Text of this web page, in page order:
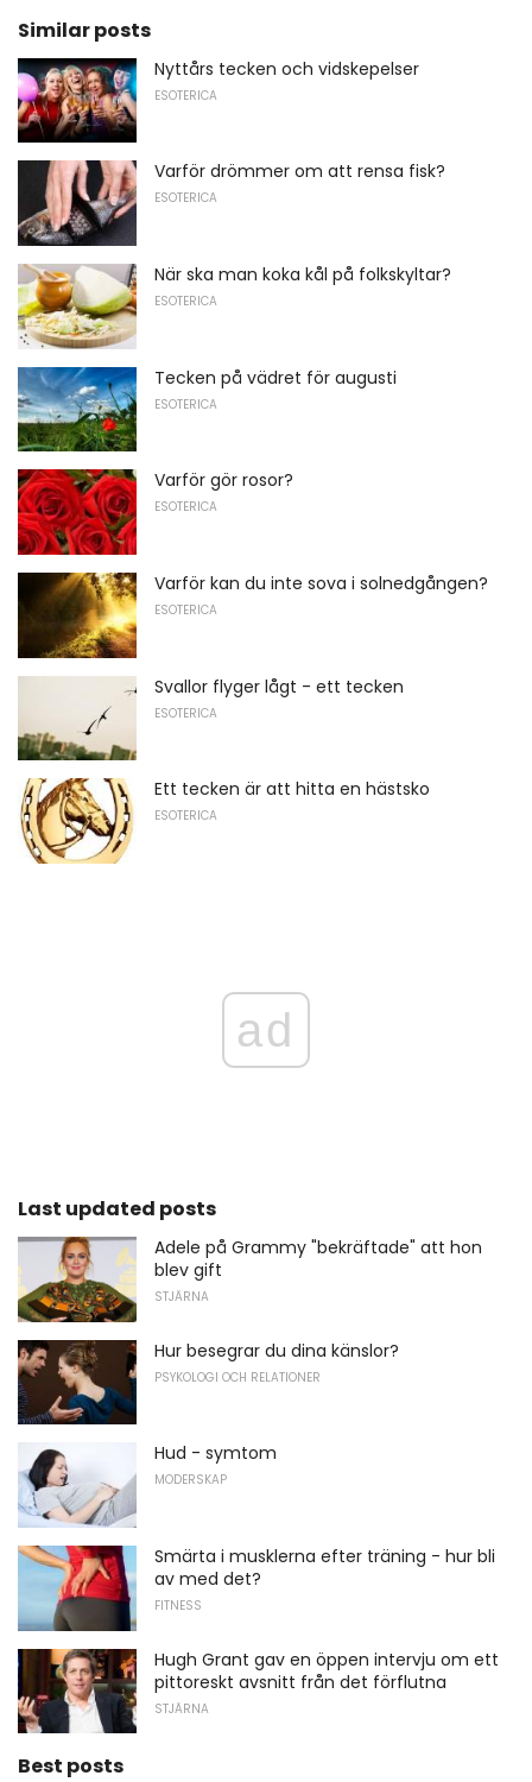
Similar posts
Nyttårs tecken och vidskepelser
ESOTERICA
Varför drömmer om att rensa fisk?
ESOTERICA
När ska man koka kål på folkskyltar?
ESOTERICA
Tecken på vädret för augusti
ESOTERICA
Varför gör rosor?
ESOTERICA
Varför kan du inte sova i solnedgången?
ESOTERICA
Svallor flyger lågt - ett tecken
ESOTERICA
Ett tecken är att hitta en hästsko
ESOTERICA
ad
Last updated posts
Adele på Grammy "bekräftade" att hon
blev gift
STJÄRNA
Hur besegrar du dina känslor?
PSYKOLOGI OCH RELATIONER
Hud - symtom
MODERSKAP
Smärta i musklerna efter träning - hur bli
av med det?
FITNESS
Hugh Grant gav en öppen intervju om ett
pittoreskt avsnitt från det förflutna
STJÄRNA
Best posts